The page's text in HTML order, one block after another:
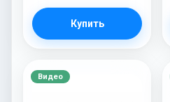
Купить
Видео